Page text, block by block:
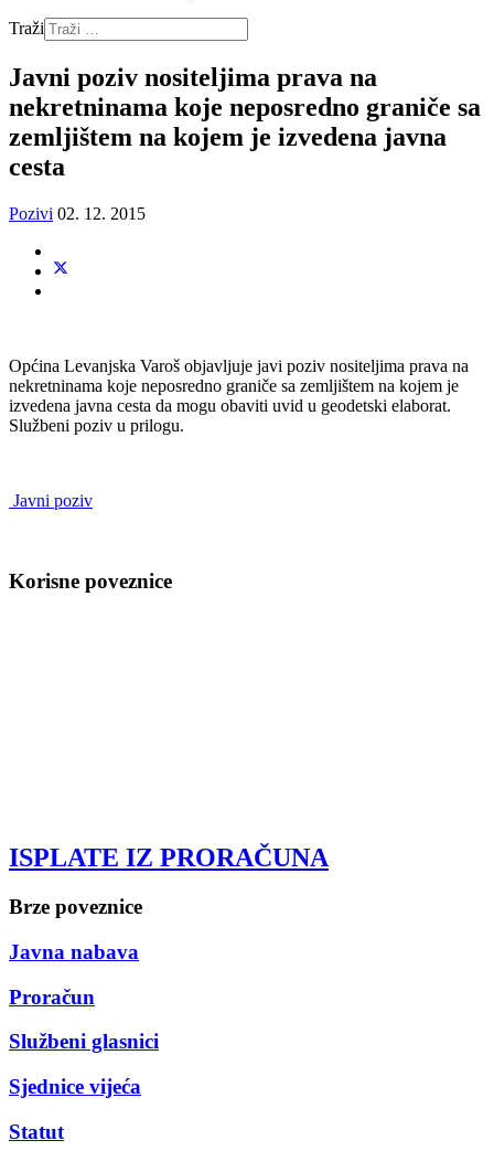
Traži
Javni poziv nositeljima prava na
nekretninama koje neposredno graniče sa
zemljištem na kojem je izvedena javna
cesta
Pozivi 02. 12. 2015
Općina Levanjska Varoš objavljuje javi poziv nositeljima prava na
nekretninama koje neposredno graniče sa zemljištem na kojem je
izvedena javna cesta da mogu obaviti uvid u geodetski elaborat.
Službeni poziv u prilogu.
Javni poziv
Korisne poveznice
ISPLATE IZ PRORAČUNA
Brze poveznice
Javna nabava
Proračun
Službeni glasnici
Sjednice vijeća
Statut